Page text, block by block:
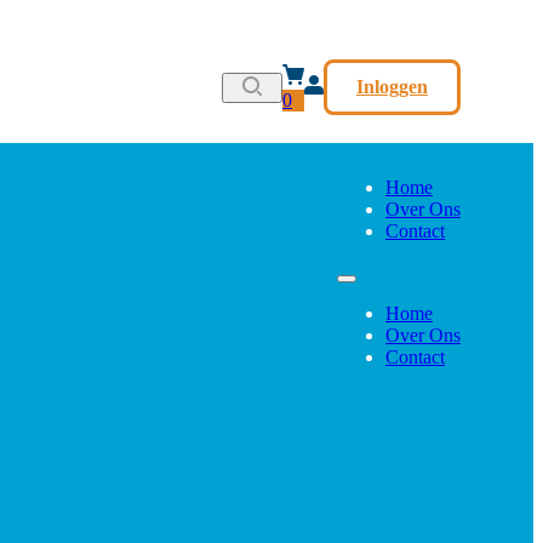
0
Inloggen
Home
Over Ons
Contact
Home
Over Ons
Contact